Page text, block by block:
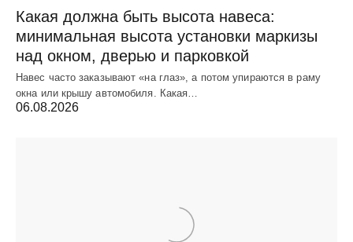
Какая должна быть высота навеса:
минимальная высота установки маркизы
над окном, дверью и парковкой
Навес часто заказывают «на глаз», а потом упираются в раму
окна или крышу автомобиля. Какая…
06.08.2026